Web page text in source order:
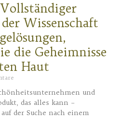
Wissenschaft
die Geheimnisse
Haut
und
das alles kann –
der Suche nach einem